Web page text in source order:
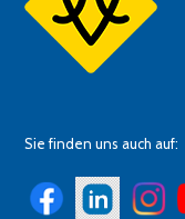
Sie finden uns auch auf: